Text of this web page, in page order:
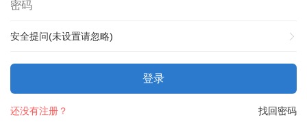
安全提问(未设置请忽略)
登录
找回密码
还没有注册？